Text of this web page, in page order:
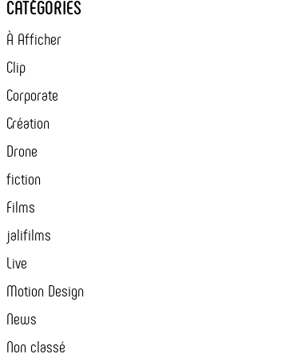
CATÉGORIES
À Afficher
Clip
Corporate
Création
Drone
fiction
Films
jalifilms
Live
Motion Design
News
Non classé